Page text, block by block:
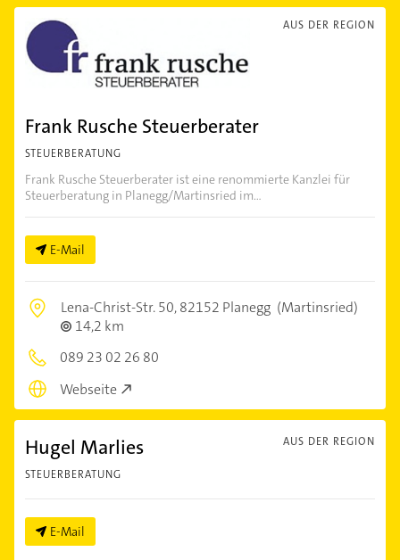
AUS DER REGION
Frank Rusche Steuerberater
STEUERBERATUNG
Frank Rusche Steuerberater ist eine renommierte Kanzlei für
Steuerberatung in Planegg/Martinsried im...
E-Mail
Lena-Christ-Str. 50,82152 Planegg (Martinsried)
14,2 km
089 23 02 26 80
Webseite
AUS DER REGION
Hugel Marlies
STEUERBERATUNG
E-Mail